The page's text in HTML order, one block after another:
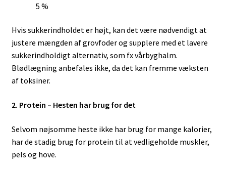
5 %
Hvis sukkerindholdet er højt, kan det være nødvendigt at
justere mængden af grovfoder og supplere med et lavere
sukkerindholdigt alternativ, som fx vårbyghalm.
Blødlægning anbefales ikke, da det kan fremme væksten
af toksiner.
2. Protein – Hesten har brug for det
Selvom nøjsomme heste ikke har brug for mange kalorier,
har de stadig brug for protein til at vedligeholde muskler,
pels og hove.